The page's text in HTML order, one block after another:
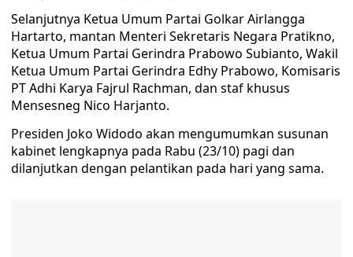
Selanjutnya Ketua Umum Partai Golkar Airlangga
Hartarto, mantan Menteri Sekretaris Negara Pratikno,
Ketua Umum Partai Gerindra Prabowo Subianto, Wakil
Ketua Umum Partai Gerindra Edhy Prabowo, Komisaris
PT Adhi Karya Fajrul Rachman, dan staf khusus
Mensesneg Nico Harjanto.
Presiden Joko Widodo akan mengumumkan susunan
kabinet lengkapnya pada Rabu (23/10) pagi dan
dilanjutkan dengan pelantikan pada hari yang sama.